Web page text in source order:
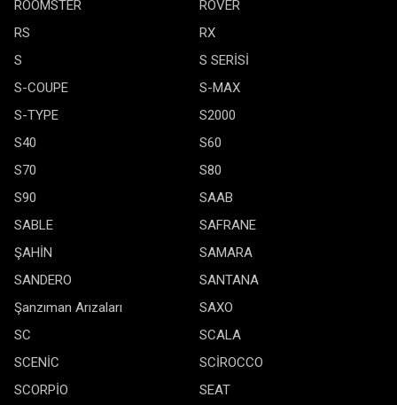
ROOMSTER
ROVER
RS
RX
S
S SERİSİ
S-COUPE
S-MAX
S-TYPE
S2000
S40
S60
S70
S80
S90
SAAB
SABLE
SAFRANE
ŞAHİN
SAMARA
SANDERO
SANTANA
Şanzıman Arızaları
SAXO
SC
SCALA
SCENİC
SCİROCCO
SCORPİO
SEAT